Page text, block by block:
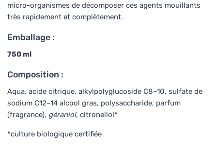
micro-organismes de décomposer ces agents mouillants
très rapidement et complètement.
Emballage :
750 ml
Composition :
Aqua, acide citrique, alkylpolyglucoside C8–10, sulfate de
sodium C12–14 alcool gras, polysaccharide, parfum
(fragrance), géraniol, citronellol*
*culture biologique certifiée